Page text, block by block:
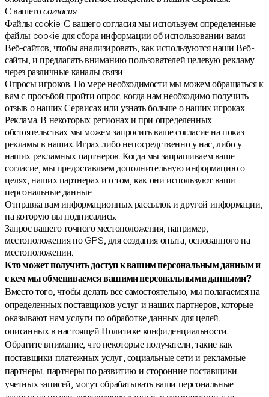
С вашегосогласия
Файлы сookie. С вашего согласия мы используем определенные
файлы cookie для сбора информации об использовании вами
Веб-сайтов, чтобы анализировать, как используются наши Веб-
сайты, и предлагать вниманию пользователей целевую рекламу
через различные каналы связи.
Опросы игроков. По мере необходимости мы можем обращаться к
вам с просьбой пройти опрос, когда нам необходимо получить
отзыв о наших Сервисах или узнать больше о наших игроках.
Реклама. В некоторых регионах и при определенных
обстоятельствах мы можем запросить ваше согласие на показ
рекламы в наших Играх либо непосредственно у нас, либо у
наших рекламных партнеров. Когда мы запрашиваем ваше
согласие, мы предоставляем дополнительную информацию о
целях, наших партнерах и о том, как они используют ваши
персональные данные.
Отправка вам информационных рассылок и другой информации,
на которую вы подписались.
Запрос вашего точного местоположения, например,
местоположения по GPS, для создания опыта, основанного на
местоположении.
Кто может получить доступ к вашим персональным данным и
с кем мы обмениваемся вашими персональными данными?
Вместо того, чтобы делать все самостоятельно, мы полагаемся на
определенных поставщиков услуг и наших партнеров, которые
оказывают нам услуги по обработке данных для целей,
описанных в настоящей Политике конфиденциальности.
Обратите внимание, что некоторые получатели, такие как
поставщики платежных услуг, социальные сети и рекламные
партнеры, партнеры по развитию и сторонние поставщики
учетных записей, могут обрабатывать ваши персональные